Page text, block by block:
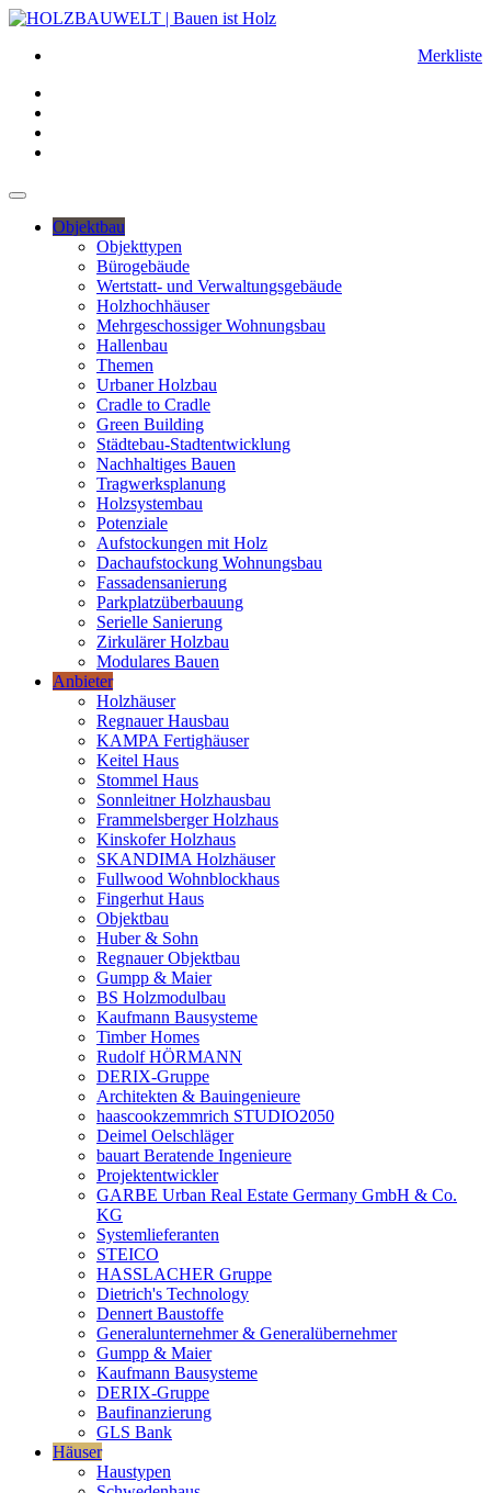
Merkliste
Objektbau
Objekttypen
Bürogebäude
Wertstatt- und Verwaltungsgebäude
Holzhochhäuser
Mehrgeschossiger Wohnungsbau
Hallenbau
Themen
Urbaner Holzbau
Cradle to Cradle
Green Building
Städtebau-Stadtentwicklung
Nachhaltiges Bauen
Tragwerksplanung
Holzsystembau
Potenziale
Aufstockungen mit Holz
Dachaufstockung Wohnungsbau
Fassadensanierung
Parkplatzüberbauung
Serielle Sanierung
Zirkulärer Holzbau
Modulares Bauen
Anbieter
Holzhäuser
Regnauer Hausbau
KAMPA Fertighäuser
Keitel Haus
Stommel Haus
Sonnleitner Holzhausbau
Frammelsberger Holzhaus
Kinskofer Holzhaus
SKANDIMA Holzhäuser
Fullwood Wohnblockhaus
Fingerhut Haus
Objektbau
Huber & Sohn
Regnauer Objektbau
Gumpp & Maier
BS Holzmodulbau
Kaufmann Bausysteme
Timber Homes
Rudolf HÖRMANN
DERIX-Gruppe
Architekten & Bauingenieure
haascookzemmrich STUDIO2050
Deimel Oelschläger
bauart Beratende Ingenieure
Projektentwickler
GARBE Urban Real Estate Germany GmbH & Co.
KG
Systemlieferanten
STEICO
HASSLACHER Gruppe
Dietrich's Technology
Dennert Baustoffe
Generalunternehmer & Generalübernehmer
Gumpp & Maier
Kaufmann Bausysteme
DERIX-Gruppe
Baufinanzierung
GLS Bank
Häuser
Haustypen